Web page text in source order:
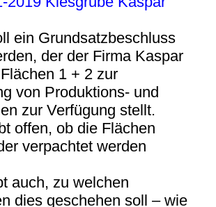
ein Grundsatzbeschluss
der der Firma Kaspar
1 + 2 zur
von Produktions- und
zur Verfügung stellt.
offen, ob die Flächen
verpachtet werden
auch, zu welchen
dies geschehen soll – wie